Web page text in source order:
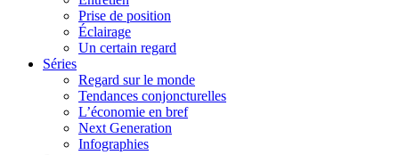
Prise de position
Éclairage
Un certain regard
Séries
Regard sur le monde
Tendances conjoncturelles
L’économie en bref
Next Generation
Infographies